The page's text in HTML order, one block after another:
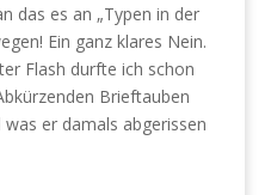
das es an „Typen in der
Ein ganz klares Nein.
Flash durfte ich schon
Brieftauben
er damals abgerissen